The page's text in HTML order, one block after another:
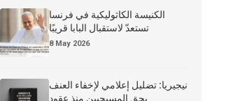
الكنيسة الكاثوليكية في فرنسا
تستعدّ لاستقبال البابا قريبًا
8 May 2026
نيجيريا: تضليل إعلامي لإخفاء العنف
بحق المسيحيين منذ عقود